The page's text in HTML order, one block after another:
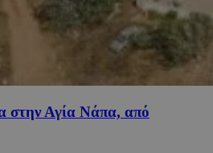
στην Αγία Νάπα, από